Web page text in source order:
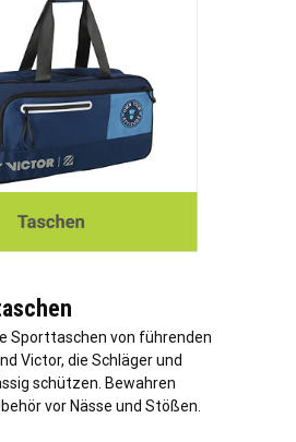
Sporttaschen von führenden
Victor, die Schläger und
schützen. Bewahren
vor Nässe und Stößen.